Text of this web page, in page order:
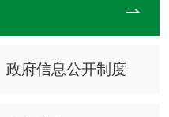
政府信息公开制度